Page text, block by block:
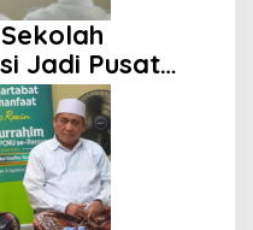
Jadi Pusat